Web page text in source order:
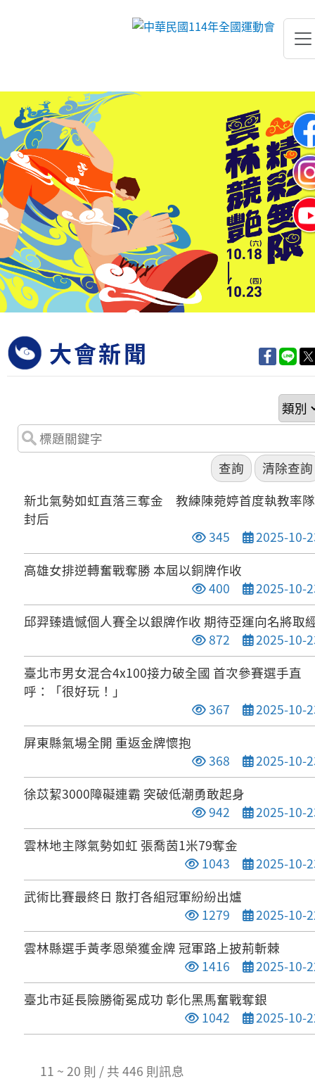
跳到主要內容
大會新聞
新北氣勢如虹直落三奪金 教練陳菀婷首度執教率隊
封后
點閱次數
345 發布日期
2025-10-
高雄女排逆轉奮戰奪勝 本屆以銅牌作收
點閱次數
400 發布日期
2025-10-
邱羿臻遺憾個人賽全以銀牌作收 期待亞運向名將取
點閱次數
872 發布日期
2025-10-
臺北市男女混合4x100接力破全國 首次參賽選手直
呼：「很好玩！」
點閱次數
367 發布日期
2025-10-
屏東縣氣場全開 重返金牌懷抱
點閱次數
368 發布日期
2025-10-
徐苡絜3000障礙連霸 突破低潮勇敢起身
點閱次數
942 發布日期
2025-10-
雲林地主隊氣勢如虹 張喬茵1米79奪金
點閱次數
1043 發布日期
2025-10-
武術比賽最終日 散打各組冠軍紛紛出爐
點閱次數
1279 發布日期
2025-10-
雲林縣選手黃孝恩榮獲金牌 冠軍路上披荊斬棘
點閱次數
1416 發布日期
2025-10-
臺北市延長險勝衛冕成功 彰化黑馬奮戰奪銀
點閱次數
1042 發布日期
2025-10-
11 ~ 20 則 / 共 446 則訊息